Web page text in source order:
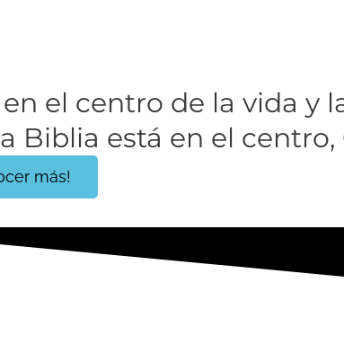
el centro de la vida y
Biblia está en el
más!